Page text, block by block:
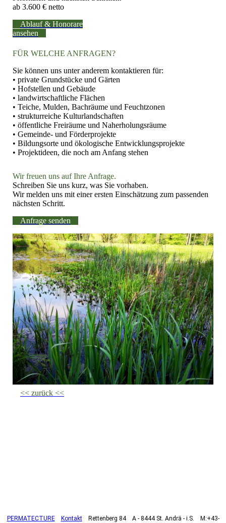
ab 3.600 € netto
Ablauf & Honorare
ansehen
FÜR WELCHE ANFRAGEN?
Sie können uns unter anderem kontaktieren für:
• private Grundstücke und Gärten
• Hofstellen und Gebäude
• landwirtschaftliche Flächen
• Teiche, Mulden, Bachräume und Feuchtzonen
• strukturreiche Kulturlandschaften
• öffentliche Freiräume und Naherholungsräume
• Gemeinde- und Förderprojekte
• Bildungsorte und ökologische Entwicklungsprojekte
• Projektideen, die noch am Anfang stehen
Wir freuen uns auf Ihre Anfrage.
Schreiben Sie uns kurz, was Sie vorhaben.
Wir melden uns mit einer ersten Einschätzung zum passenden
nächsten Schritt.
Anfrage senden
<< zurück <<
PERMATECTURE KontaktRettenberg 84 A - 8444 St. Andrä - i.S. M:+43-